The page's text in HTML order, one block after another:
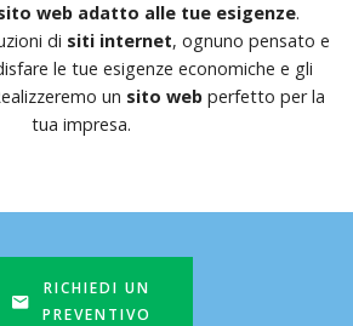
web adatto alle tue esigenze.
di siti internet, ognuno pensato e
le tue esigenze economiche e gli
un sito web perfetto per la
tua impresa.
RICHIEDI UN
PREVENTIVO